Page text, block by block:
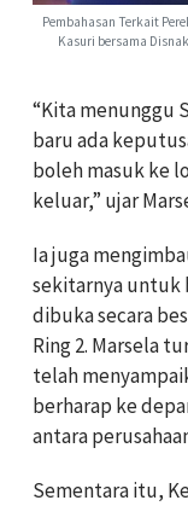
Pembahasan Terkait
Kasuri bersama
“Kita menunggu
baru ada
boleh masuk ke
keluar,” ujar
Ia juga
sekitarnya untuk
dibuka secara
Ring 2. Marsela
telah
berharap ke
antara
Sementara itu,